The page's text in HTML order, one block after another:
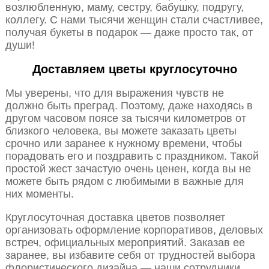
возлюбленную, маму, сестру, бабушку, подругу,
коллегу. С нами тысячи женщин стали счастливее,
получая букеты в подарок — даже просто так, от
души!
Доставляем цветы круглосуточно
Мы уверены, что для выражения чувств не
должно быть преград. Поэтому, даже находясь в
другом часовом поясе за тысячи километров от
близкого человека, вы можете заказать цветы
срочно или заранее к нужному времени, чтобы
порадовать его и поздравить с праздником. Такой
простой жест зачастую очень ценен, когда вы не
можете быть рядом с любимыми в важные для
них моменты.
Круглосуточная доставка цветов позволяет
организовать оформление корпоративов, деловых
встреч, официальных мероприятий. Заказав ее
заранее, вы избавите себя от трудностей выбора